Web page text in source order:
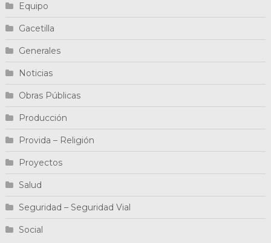
Equipo
Gacetilla
Generales
Noticias
Obras Públicas
Producción
Provida – Religión
Proyectos
Salud
Seguridad – Seguridad Vial
Social